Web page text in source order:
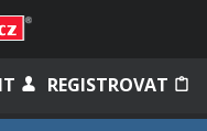
REGISTROVAT